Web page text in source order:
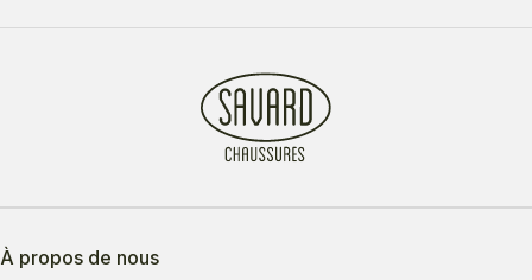
À propos de nous